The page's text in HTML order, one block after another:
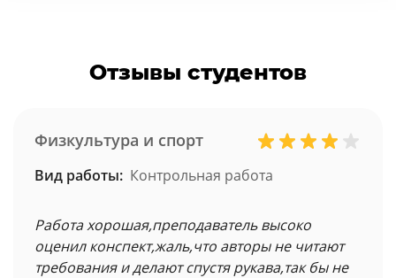
Отзывы студентов
Физкультура и спорт
Вид работы: Контрольная работа
Работа хорошая,преподаватель высоко
оценил конспект,жаль,что авторы не читают
требования и делают спустя рукава,так бы не